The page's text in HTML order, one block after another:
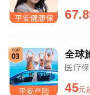
全球
医疗
45元